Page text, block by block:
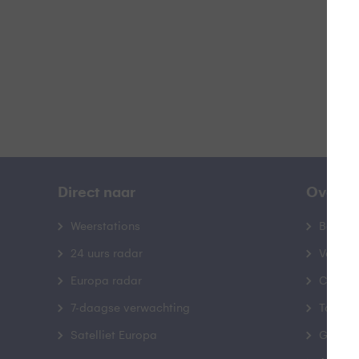
Direct naar
Weerstations
24 uurs radar
Europa radar
7-daagse verwachting
Satelliet Europa
Over
Contact